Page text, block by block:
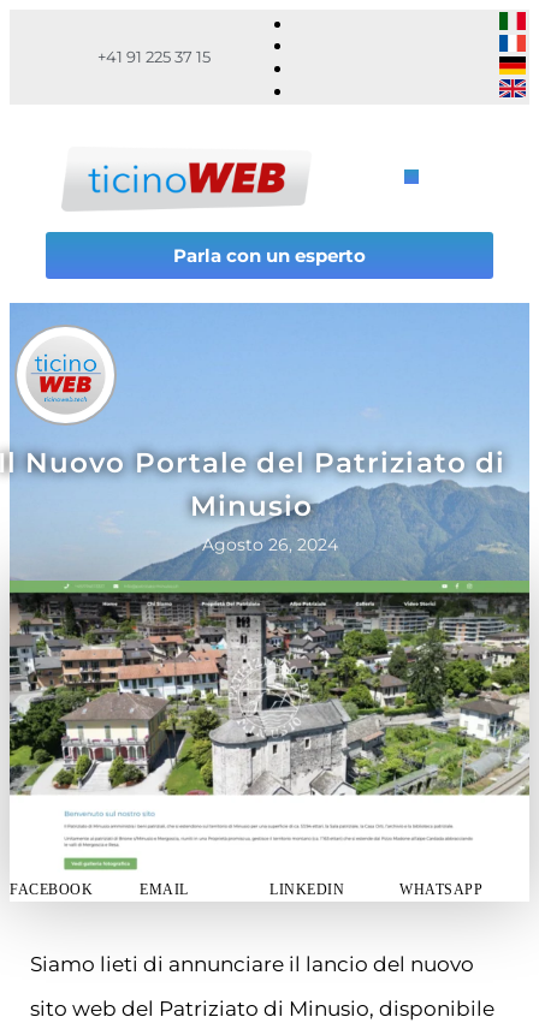
+41 91 225 37 15
Parla con un esperto
Nuovo Portale del Patriziato di
Minusio
Agosto 26, 2024
FACEBOOK EMAIL LINKEDIN WHATSAPP
Siamo lieti di annunciare il lancio del nuovo
sito web del Patriziato di Minusio, disponibile